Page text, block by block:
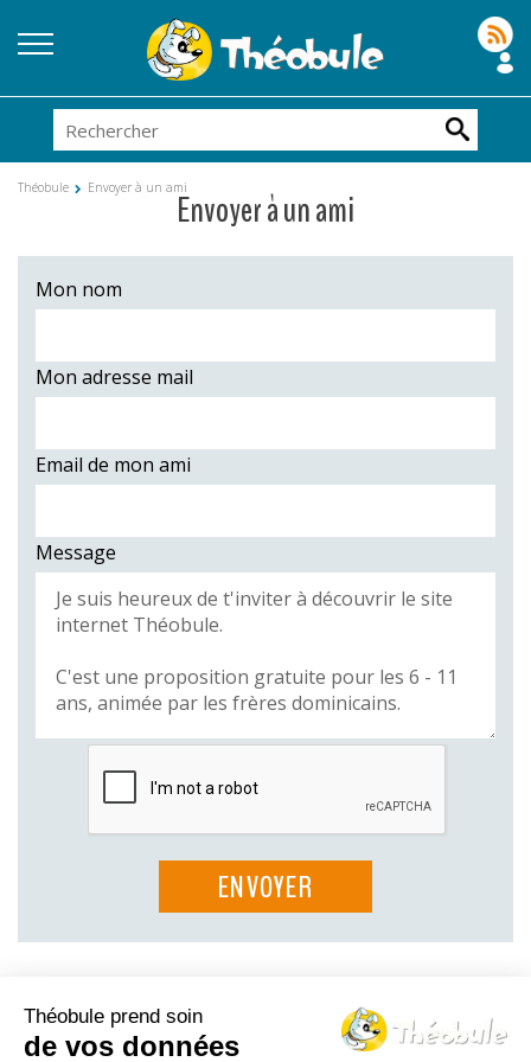
Théobule Envoyer à un amiEnvoyer à un ami
Mon nom
Mon adresse mail
Email de mon ami
Message
Le Théo-blog
Théobule prend soin
de vos données